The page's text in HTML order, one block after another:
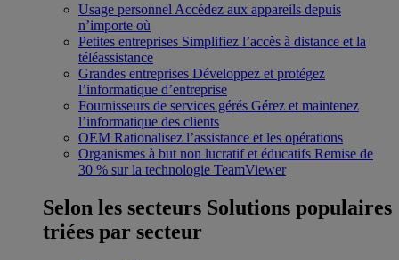
Usage personnel Accédez aux appareils depuis
n’importe où
Petites entreprises Simplifiez l’accès à distance et la
téléassistance
Grandes entreprises Développez et protégez
l’informatique d’entreprise
Fournisseurs de services gérés Gérez et maintenez
l’informatique des clients
OEM Rationalisez l’assistance et les opérations
Organismes à but non lucratif et éducatifs Remise de
30 % sur la technologie TeamViewer
Selon les secteurs Solutions populaires
triées par secteur